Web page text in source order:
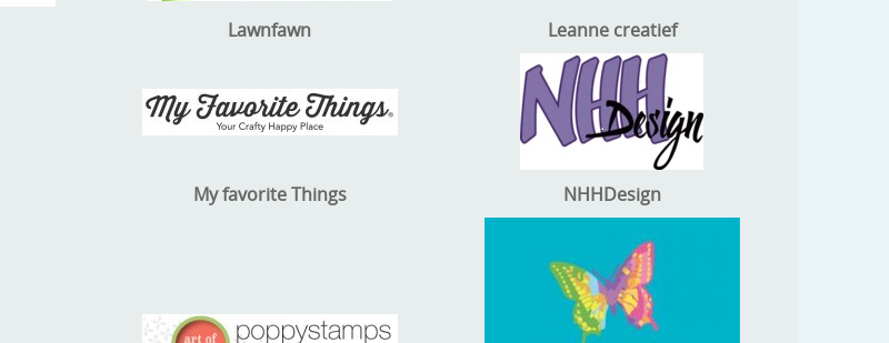
Lawnfawn Leanne creatief
My favorite Things NHHDesign